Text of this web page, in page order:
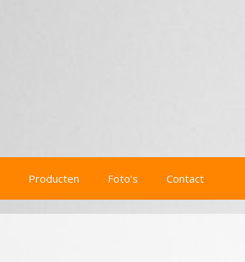
Producten Foto’s Contact